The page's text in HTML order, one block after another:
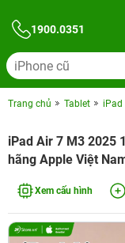
1900.0351
Trang chủ Tablet iPad
iPad Air 7 M3 2025
hãng Apple Việt
Xem cấu hình